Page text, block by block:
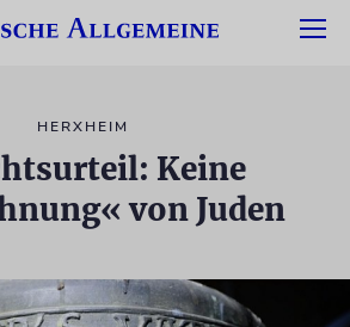
HERXHEIM
Keine
von Juden